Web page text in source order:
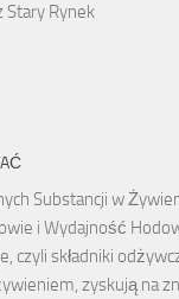
Stary Rynek
Substancji w
i Wydajność
czyli składniki
zyskują na